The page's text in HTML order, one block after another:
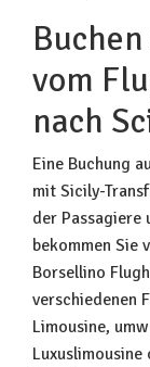
vom
nach
Eine Buchung
mit Sicily-
der Passagiere
bekommen Sie
Borsellino
verschiedenen
Limousine,
Luxuslimousine